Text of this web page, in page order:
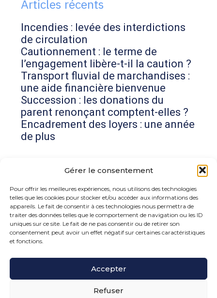
Gérer le consentement
Pour offrir les meilleures expériences, nous utilisons des technologies
telles que les cookies pour stocker et/ou accéder aux informations des
appareils. Le fait de consentir à ces technologies nous permettra de
traiter des données telles que le comportement de navigation ou les ID
uniques sur ce site. Le fait de ne pas consentir ou de retirer son
consentement peut avoir un effet négatif sur certaines caractéristiques
et fonctions.
Accepter
Refuser
Articles récents
Incendies : levée des interdictions
de circulation
Cautionnement : le terme de
l’engagement libère-t-il la caution ?
Transport fluvial de marchandises :
une aide financière bienvenue
Succession : les donations du
parent renonçant comptent-elles ?
Encadrement des loyers : une année
de plus
Commentaires récents
Aucun commentaire à afficher.
15 rue de la Bonne Rencontre – 77860 Quincy
Voisins